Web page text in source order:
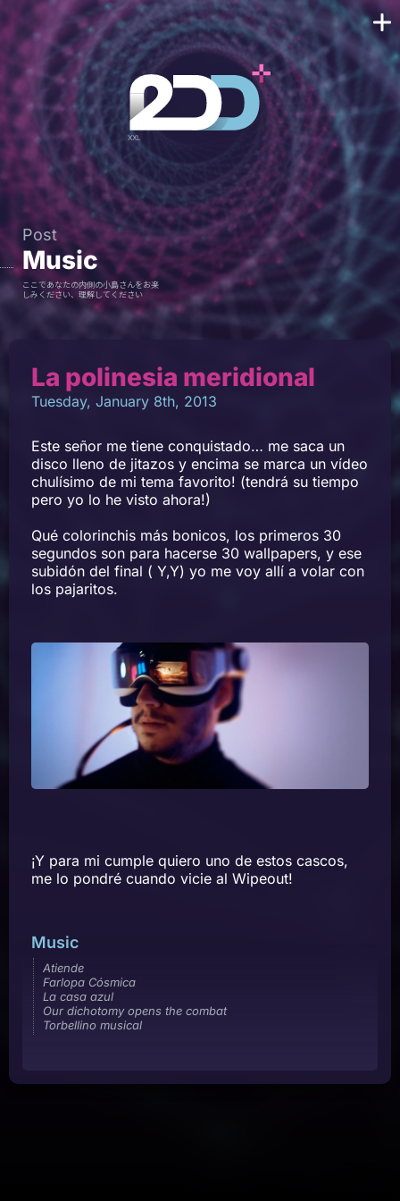
Post
Music
ここであなたの内側の小島さんをお楽
しみください、理解してください
La polinesia meridional
Tuesday, January 8th, 2013
Este señor me tiene conquistado… me saca un
disco lleno de jitazos y encima se marca un vídeo
chulísimo de mi tema favorito! (tendrá su tiempo
pero yo lo he visto ahora!)
Qué colorinchis más bonicos, los primeros 30
segundos son para hacerse 30 wallpapers, y ese
subidón del final ( Y,Y) yo me voy allí a volar con
los pajaritos.
¡Y para mi cumple quiero uno de estos cascos,
me lo pondré cuando vicie al Wipeout!
Music
Atiende
Farlopa Cósmica
La casa azul
Our dichotomy opens the combat
Torbellino musical